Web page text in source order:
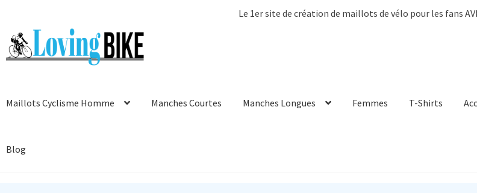
Le 1er site de création de maillots de vélo pour les fans
Aller
à
la
Aller
au
contenu
Maillots Cyclisme Homme Manches Courtes Manches Longues Femmes T-Shirts
Blog